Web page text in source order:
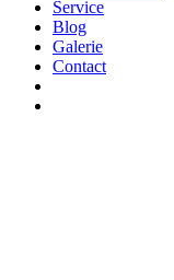
Service
Blog
Galerie
Contact